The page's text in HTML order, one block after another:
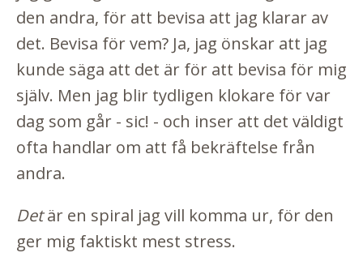
den andra, för att bevisa att jag klarar av
det. Bevisa för vem? Ja, jag önskar att jag
kunde säga att det är för att bevisa för mig
själv. Men jag blir tydligen klokare för var
dag som går - sic! - och inser att det väldigt
ofta handlar om att få bekräftelse från
andra.
Detär en spiral jag vill komma ur, för den
ger mig faktiskt mest stress.